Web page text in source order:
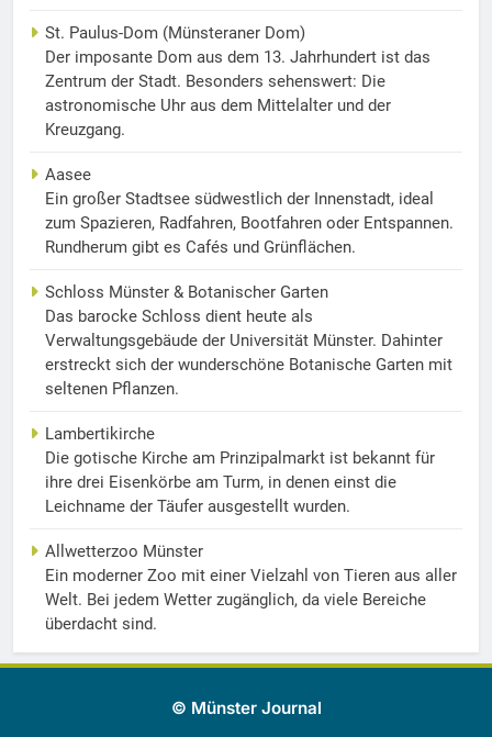
St. Paulus-Dom (Münsteraner Dom)
Der imposante Dom aus dem 13. Jahrhundert ist das
Zentrum der Stadt. Besonders sehenswert: Die
astronomische Uhr aus dem Mittelalter und der
Kreuzgang.
Aasee
Ein großer Stadtsee südwestlich der Innenstadt, ideal
zum Spazieren, Radfahren, Bootfahren oder Entspannen.
Rundherum gibt es Cafés und Grünflächen.
Schloss Münster & Botanischer Garten
Das barocke Schloss dient heute als
Verwaltungsgebäude der Universität Münster. Dahinter
erstreckt sich der wunderschöne Botanische Garten mit
seltenen Pflanzen.
Lambertikirche
Die gotische Kirche am Prinzipalmarkt ist bekannt für
ihre drei Eisenkörbe am Turm, in denen einst die
Leichname der Täufer ausgestellt wurden.
Allwetterzoo Münster
Ein moderner Zoo mit einer Vielzahl von Tieren aus aller
Welt. Bei jedem Wetter zugänglich, da viele Bereiche
überdacht sind.
© Münster Journal